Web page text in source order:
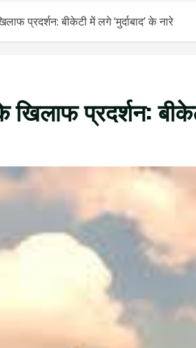
प्रदर्शन: बीकेटी में लगे ‘मुर्दाबाद’ के नारे
प्रदर्शन: